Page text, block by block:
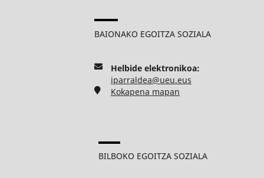
BAIONAKO EGOITZA SOZIALA
Helbide elektronikoa:
iparraldea@ueu.eus
Kokapena mapan
BILBOKO EGOITZA SOZIALA